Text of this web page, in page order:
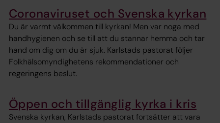
Coronaviruset och Svenska kyrkan
Du är varmt välkommen till kyrkan! Men var noga med
handhygienen och se till att du stannar hemma och tar
hand om dig om du är sjuk. Karlstads pastorat följer
Folkhälsomyndighetens rekommendationer och
regeringens beslut.
Öppen och tillgänglig kyrka i kris
Svenska kyrkan, Karlstads pastorat fortsätter att vara